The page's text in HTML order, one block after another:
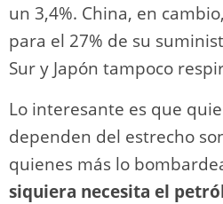
un 3,4%. China, en
para el 27% de su
Sur y Japón tampoco
Lo interesante es que
dependen del estrecho
quienes más lo
siquiera necesita el